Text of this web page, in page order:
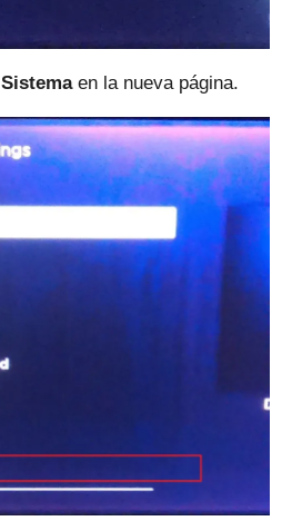
Sistemaen la nueva página.